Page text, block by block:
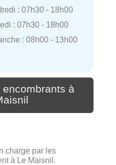
: 07h30 - 18h00
: 07h30 - 18h00
: 08h00 - 13h00
à
charge par les
à Le Maisnil.